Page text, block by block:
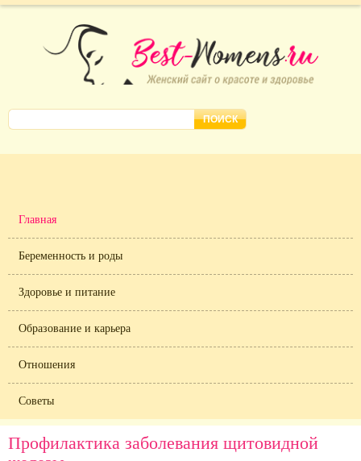
Главная
Беременность и роды
Здоровье и питание
Образование и карьера
Отношения
Советы
Профилактика заболевания щитовидной